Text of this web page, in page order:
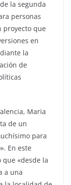
la segunda
personas
proyecto que
en
la
de
Maria
de un
para
En este
«desde la
a una